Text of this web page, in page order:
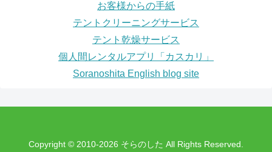
お客様からの手紙
テントクリーニングサービス
テント乾燥サービス
個人間レンタルアプリ「カスカリ」
Soranoshita English blog site
Copyright © 2010-2026 そらのした All Rights Reserved.